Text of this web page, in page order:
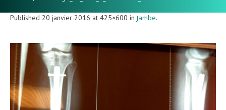
Published 20 janvier 2016 at 425×600 in Jambe.